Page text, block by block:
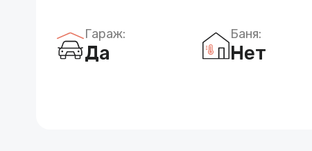
Гараж:
Да
Баня:
Нет